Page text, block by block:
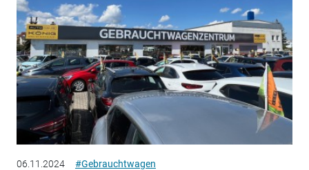
06.11.2024 #Gebrauchtwagen